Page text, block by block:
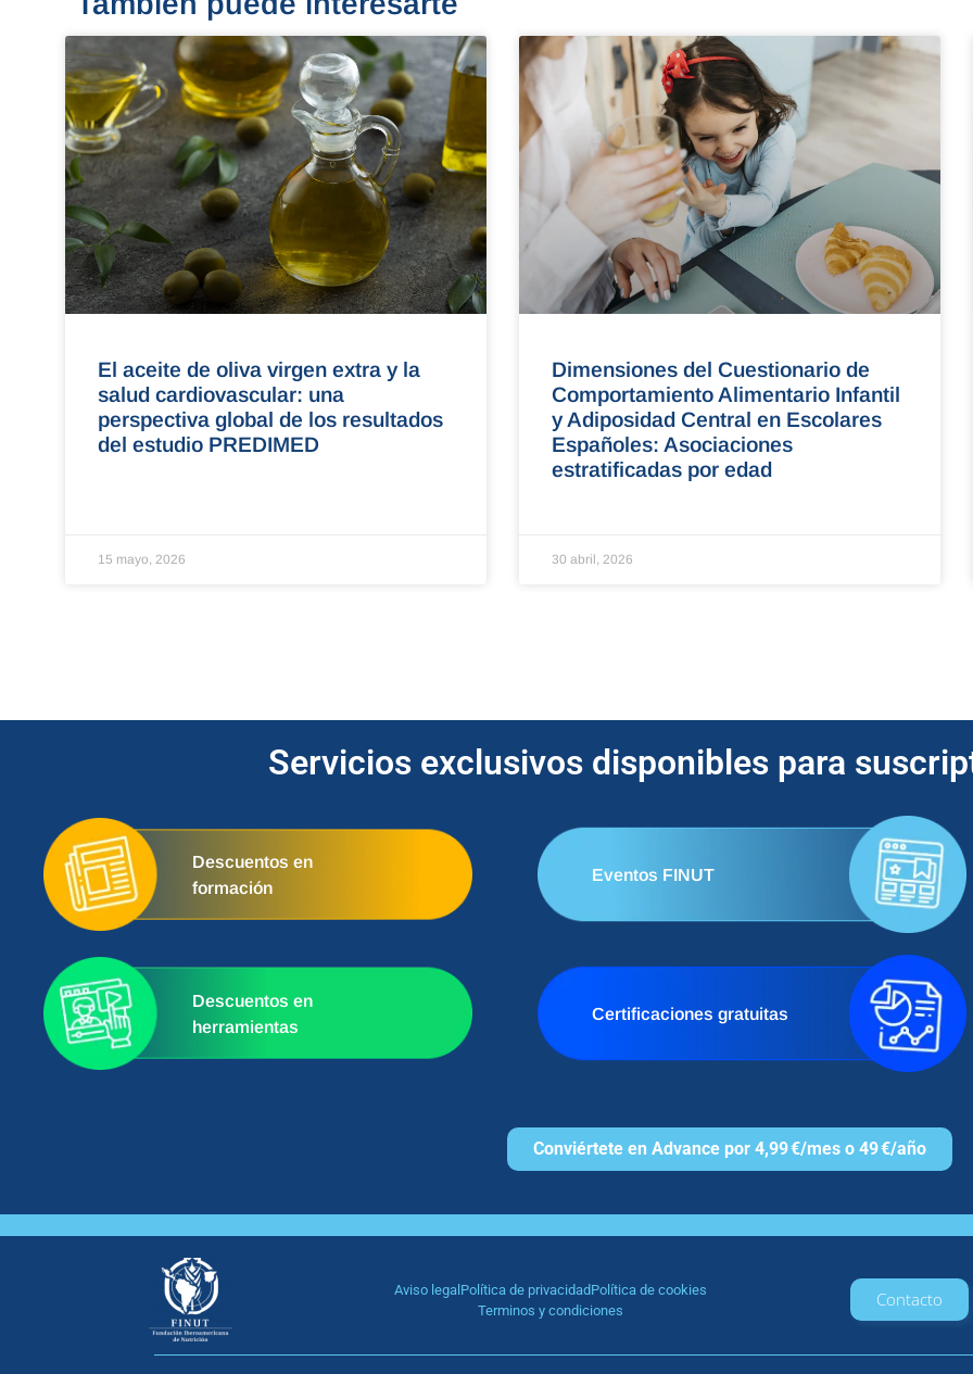
El aceite de oliva virgen extra y la
salud cardiovascular: una
perspectiva global de los resultados
del estudio PREDIMED
15 mayo, 2026
Dimensiones del Cuestionario de
Comportamiento Alimentario Infantil
y Adiposidad Central en Escolares
Españoles: Asociaciones
estratificadas por edad
30 abril, 2026
Servicios exclusivos disponibles para
Descuentos en
formación
Eventos FINUT
Descuentos en
herramientas
Certificaciones gratuitas
Conviértete en Advance por 4,99 €/mes o 49 €/año
Aviso legalPolítica de privacidadPolítica de cookies
Terminos y condiciones
Contacto